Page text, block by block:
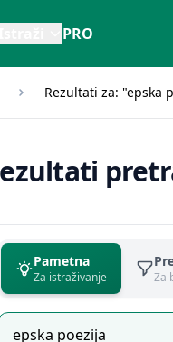
PRO
Rezultati za: "epska
Pametna
Za istraživanje Za